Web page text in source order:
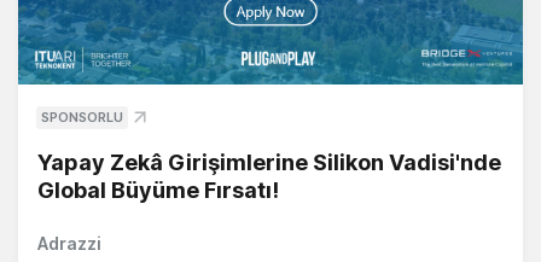
SPONSORLU
Yapay Zekâ Girişimlerine Silikon Vadisi'nde
Global Büyüme Fırsatı!
Adrazzi